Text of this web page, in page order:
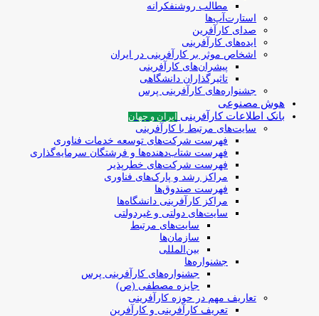
مطالب روشنفکرانه
استارت‌آپ‌ها
صدای کارآفرین
ایده‌های کارآفرینی
اشخاص موثر بر کارآفرینی در ایران
پیشران‌های کارآفرینی
تاثیرگذاران دانشگاهی
جشنواره‌های کارآفرینی‌ پرس
هوش مصنوعی
بانک اطلاعات کارآفرینی
ایران و جهان
سایت‌های مرتبط با کارآفرینی
فهرست شرکت‌های‌‌ توسعه‌ خدمات فناوری
فهرست شتاب‌دهنده‌ها‌ و فرشتگان‌ سرمایه‌گذاری
فهرست شرکت‌های خطرپذیر
مراکز رشد و پارک‌های فناوری
فهرست صندوق‌ها
مراکز کارآفرینی دانشگاه‌ها
سایت‌های دولتی و غیردولتی
سایت‌های مرتبط
سازمان‌ها
بین‌المللی
جشنواره‌ها
جشنواره‌های کارآفرینی‌ پرس
جایزه مصطفی (ص)
تعاریف مهم در حوزه کارآفرینی
تعریف کارآفرینی و کارآفرین